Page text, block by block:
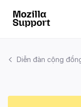
Diễn đàn cộng